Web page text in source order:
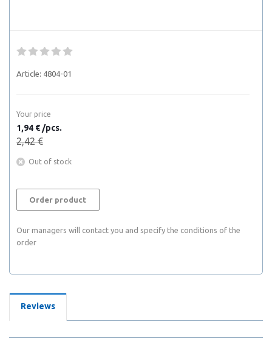
Article: 4804-01
Your price
1,94 € /pcs.
2,42 €
Out of stock
Order product
Our managers will contact you and specify the conditions of the
order
Reviews